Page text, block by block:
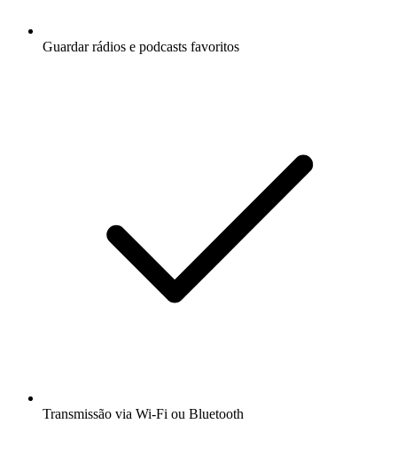
Guardar rádios e podcasts favoritos
Transmissão via Wi-Fi ou Bluetooth